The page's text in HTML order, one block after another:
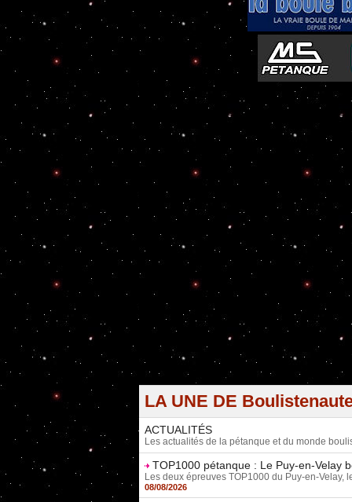
Atelier de Coiffure Végétal à Tours
LA UNE DE
ACTUALITÉS
Les actualités de la pétanque et du monde
TOP1000 pétanque : Le Puy-en-Velay
Les deux épreuves TOP1000 du Puy-en-Velay,
08/08/2026